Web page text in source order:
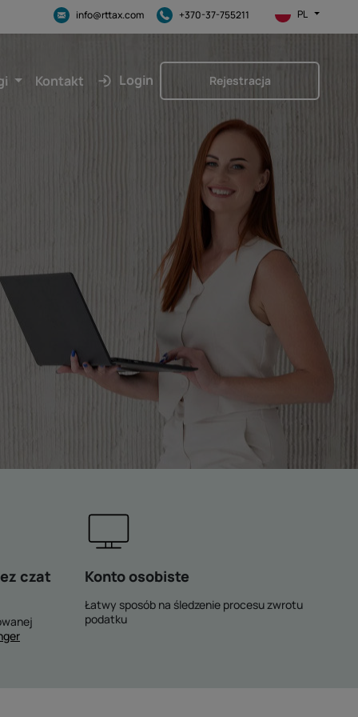
info@rttax.com +370-37-755211 PL
Kontakt Login Rejestracja
czat
Konto osobiste
Łatwy sposób na śledzenie procesu zwrotu
podatku